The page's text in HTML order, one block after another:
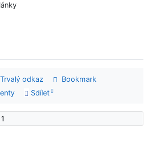
Trvalý odkaz
Bookmark
Sdílet